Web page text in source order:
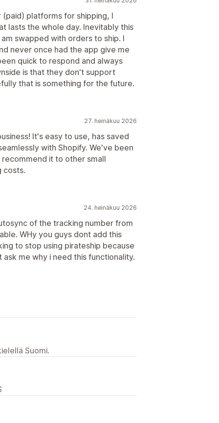
(paid) platforms for shipping, I
lasts the whole day. Inevitably this
swapped with orders to ship. I
never once had the app give me
quick to respond and always
is that they don't support
that is something for the future.
27. heinäkuu 2026
It's easy to use, has saved
with Shopify. We've been
it to other small
costs.
24. heinäkuu 2026
of the tracking number from
WHy you guys dont add this
to stop using pirateship because
me why i need this functionality.
Suomi.